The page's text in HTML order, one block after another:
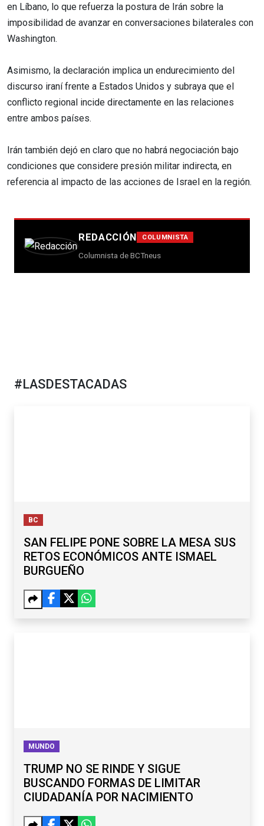
en Líbano, lo que refuerza la postura de Irán sobre la
imposibilidad de avanzar en conversaciones bilaterales con
Washington.
Asimismo, la declaración implica un endurecimiento del
discurso iraní frente a Estados Unidos y subraya que el
conflicto regional incide directamente en las relaciones
entre ambos países.
Irán también dejó en claro que no habrá negociación bajo
condiciones que considere presión militar indirecta, en
referencia al impacto de las acciones de Israel en la región.
REDACCIÓN COLUMNISTA
Columnista de BCTneus
#LASDESTACADAS
BC
SAN FELIPE PONE SOBRE LA MESA SUS
RETOS ECONÓMICOS ANTE ISMAEL
BURGUEÑO
MUNDO
TRUMP NO SE RINDE Y SIGUE
BUSCANDO FORMAS DE LIMITAR
CIUDADANÍA POR NACIMIENTO